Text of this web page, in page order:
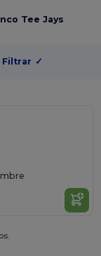
Tee Jays
Filtrar ✓